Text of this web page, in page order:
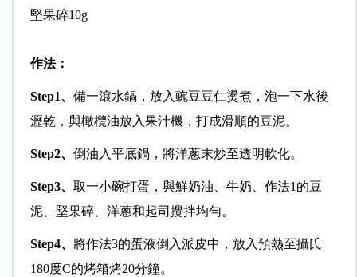
堅果碎10g
作法：
Step1、 備一滾水鍋，放入豌豆豆仁燙煮，泡一下水後
瀝乾，與橄欖油放入果汁機，打成滑順的豆泥。
Step2、 倒油入平底鍋，將洋蔥末炒至透明軟化。
Step3、 取一小碗打蛋，與鮮奶油、牛奶、作法1的豆
泥、堅果碎、洋蔥和起司攪拌均勻。
Step4、 將作法3的蛋液倒入派皮中，放入預熱至攝氏
180度C的烤箱烤20分鐘。